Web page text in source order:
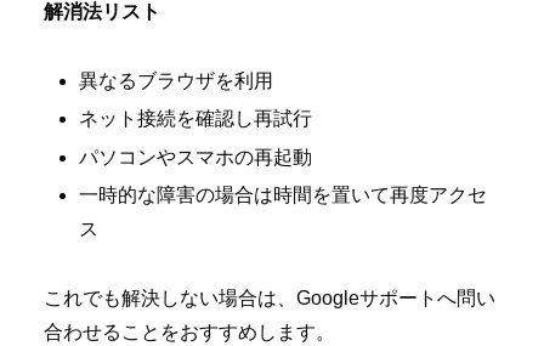
解消法リスト
異なるブラウザを利用
ネット接続を確認し再試行
パソコンやスマホの再起動
一時的な障害の場合は時間を置いて再度アクセ
ス
これでも解決しない場合は、Googleサポートへ問い
合わせることをおすすめします。